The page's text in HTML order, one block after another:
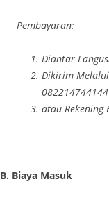
Pembayaran:
Diantar
Dikirim Melalui
atau Rekening
B. Biaya Masuk